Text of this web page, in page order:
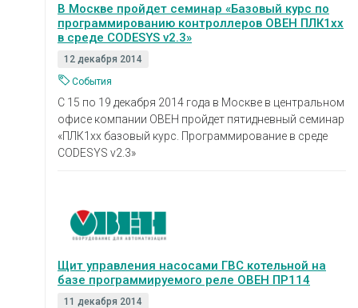
В Москве пройдет семинар «Базовый курс по
программированию контроллеров ОВЕН ПЛК1хх
в среде CODESYS v2.3»
12 декабря 2014
События
С 15 по 19 декабря 2014 года в Москве в центральном
офисе компании ОВЕН пройдет пятидневный семинар
«ПЛК1хх базовый курс. Программирование в среде
CODESYS v2.3»
Щит управления насосами ГВС котельной на
базе программируемого реле ОВЕН ПР114
11 декабря 2014